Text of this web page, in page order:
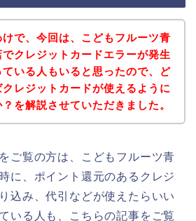
けで、今回は、こどもフルーツ青
クレジットカードエラーが発生
ている人もいると思ったので、ど
クレジットカードが使えるように
を解説させていただきました。
ご覧の方は、こどもフルーツ青
に、ポイント還元のあるクレジ
込み、代引などが使えたらいい
いる人も、こちらの記事をご覧